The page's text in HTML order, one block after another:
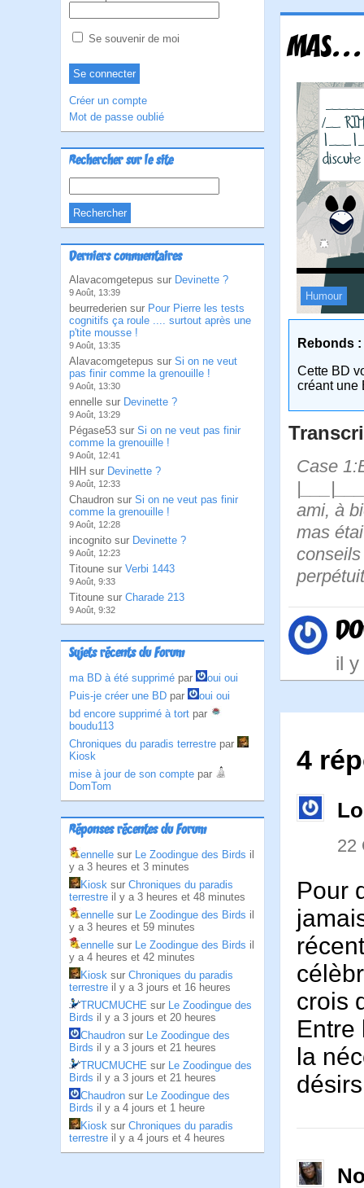
Se souvenir de moi
Créer un compte
Mot de passe oublié
Rechercher sur le site
Derniers commentaires
Alavacomgetepus sur Devinette ?
9 Août, 13:39
beurrederien sur Pour Pierre les tests
cognitifs ça roule .... surtout après une
p'tite mousse !
9 Août, 13:35
Alavacomgetepus sur Si on ne veut
pas finir comme la grenouille !
9 Août, 13:30
ennelle sur Devinette ?
9 Août, 13:29
Pégase53 sur Si on ne veut pas finir
comme la grenouille !
9 Août, 12:41
HlH sur Devinette ?
9 Août, 12:33
Chaudron sur Si on ne veut pas finir
comme la grenouille !
9 Août, 12:28
incognito sur Devinette ?
9 Août, 12:23
Titoune sur Verbi 1443
9 Août, 9:33
Titoune sur Charade 213
9 Août, 9:32
Sujets récents du Forum
ma BD à été supprimé par
oui oui
Puis-je créer une BD par
oui oui
bd encore supprimé à tort par
boudu113
Chroniques du paradis terrestre par
Kiosk
mise à jour de son compte par
DomTom
Réponses récentes du Forum
ennelle sur Le Zoodingue des Birds il
y a 3 heures et 3 minutes
Kiosk sur Chroniques du paradis
terrestre il y a 3 heures et 48 minutes
ennelle sur Le Zoodingue des Birds il
y a 3 heures et 59 minutes
ennelle sur Le Zoodingue des Birds il
y a 4 heures et 42 minutes
Kiosk sur Chroniques du paradis
terrestre il y a 3 jours et 16 heures
TRUCMUCHE sur Le Zoodingue des
Birds il y a 3 jours et 20 heures
Chaudron sur Le Zoodingue des
Birds il y a 3 jours et 21 heures
TRUCMUCHE sur Le Zoodingue des
Birds il y a 3 jours et 21 heures
Chaudron sur Le Zoodingue des
Birds il y a 4 jours et 1 heure
Kiosk sur Chroniques du paradis
terrestre il y a 4 jours et 4 heures
MAS...
Humour
Rebonds :
Cette BD
créant une
Case
ami, à
mas
il y
4
22
Pour
crois
Entre
la